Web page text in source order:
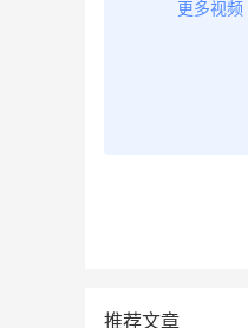
更多视频
推荐文章